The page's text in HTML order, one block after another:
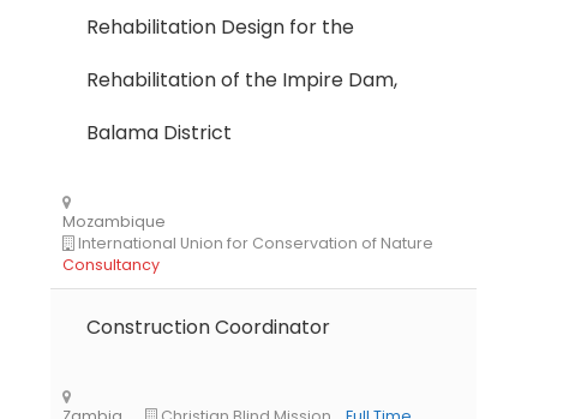
Rehabilitation Design for the
Rehabilitation of the Impire Dam,
Balama District
Construction Coordinator